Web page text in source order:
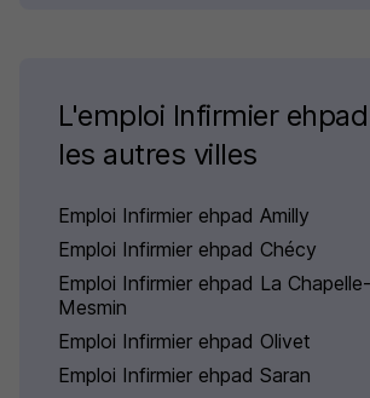
L'emploi Infirmier
les autres villes
Emploi Infirmier ehpad Amilly
Emploi Infirmier ehpad Chécy
Emploi Infirmier ehpad La
Mesmin
Emploi Infirmier ehpad Olivet
Emploi Infirmier ehpad Saran